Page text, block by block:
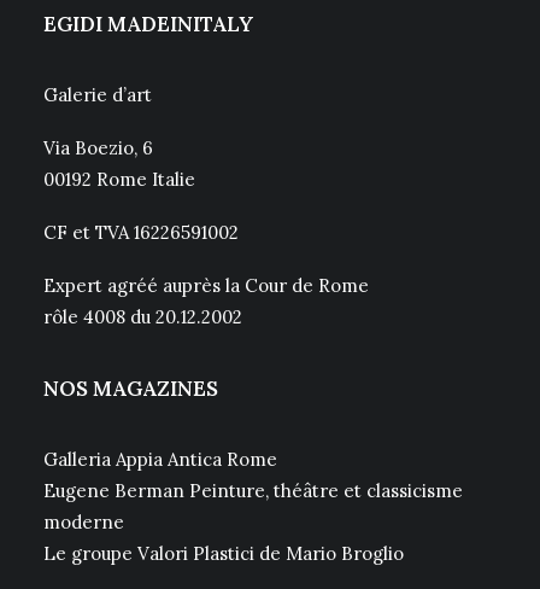
EGIDI MADEINITALY
Galerie d’art
Via Boezio, 6
00192 Rome Italie
CF et TVA 16226591002
Expert agréé auprès la Cour de Rome
rôle 4008 du 20.12.2002
NOS MAGAZINES
Galleria Appia Antica Rome
Eugene Berman Peinture, théâtre et classicisme
moderne
Le groupe Valori Plastici de Mario Broglio